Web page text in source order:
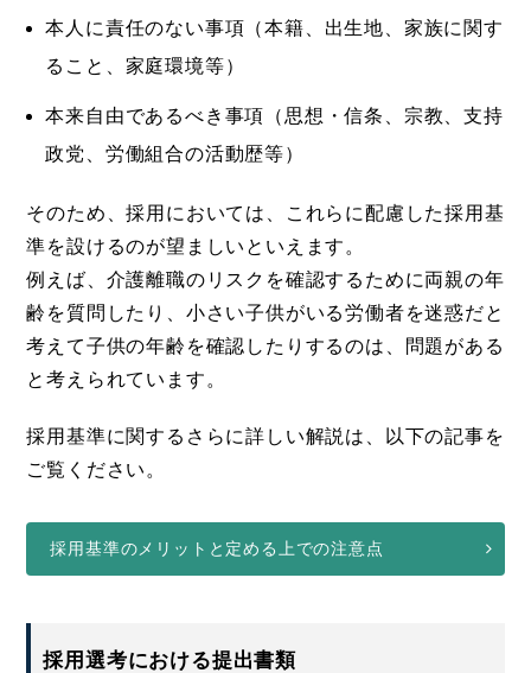
本人に責任のない事項（本籍、出生地、家族に関す
ること、家庭環境等）
本来自由であるべき事項（思想・信条、宗教、支持
政党、労働組合の活動歴等）
そのため、採用においては、これらに配慮した採用基
準を設けるのが望ましいといえます。
例えば、介護離職のリスクを確認するために両親の年
齢を質問したり、小さい子供がいる労働者を迷惑だと
考えて子供の年齢を確認したりするのは、問題がある
と考えられています。
採用基準に関するさらに詳しい解説は、以下の記事を
ご覧ください。
採用基準のメリットと定める上での注意点
採用選考における提出書類